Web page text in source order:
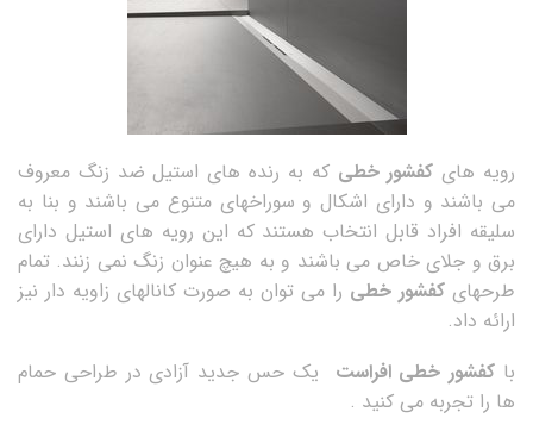
رویه های کفشور خطی که به رنده های استیل ضد زنگ معروف
می باشند و دارای اشکال و سوراخهای متنوع می باشند و بنا به
سلیقه افراد قابل انتخاب هستند که این رویه های استیل دارای
برق و جلای خاص می باشند و به هیچ عنوان زنگ نمی زنند. تمام
طرحهای کفشور خطی را می توان به صورت کانالهای زاویه دار نیز
ارائه داد.
با کفشور خطی افراست یک حس جدید آزادی در طراحی حمام
ها را تجربه می کنید .